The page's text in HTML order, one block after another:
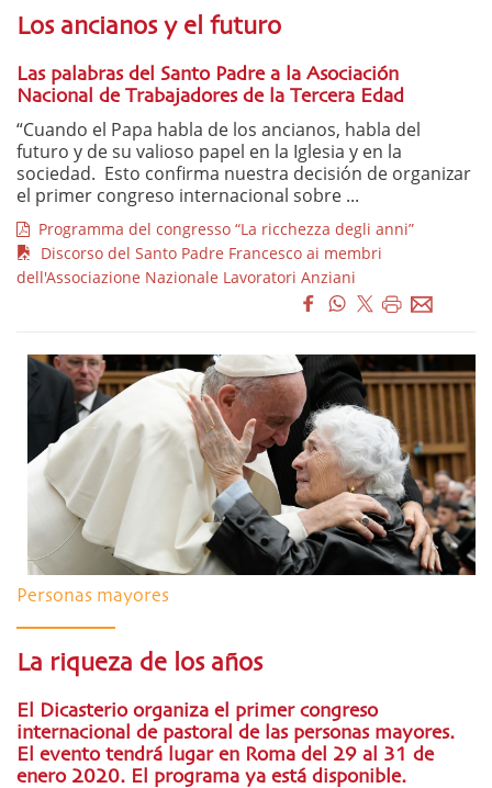
Los ancianos y el futuro
Las palabras del Santo Padre a la Asociación
Nacional de Trabajadores de la Tercera Edad
“Cuando el Papa habla de los ancianos, habla del
futuro y de su valioso papel en la Iglesia y en la
sociedad. Esto confirma nuestra decisión de organizar
el primer congreso internacional sobre ...
Programma del congresso “La ricchezza degli anni”
Discorso del Santo Padre Francesco ai membri
dell'Associazione Nazionale Lavoratori Anziani
Personas mayores
La riqueza de los años
El Dicasterio organiza el primer congreso
internacional de pastoral de las personas mayores.
El evento tendrá lugar en Roma del 29 al 31 de
enero 2020. El programa ya está disponible.